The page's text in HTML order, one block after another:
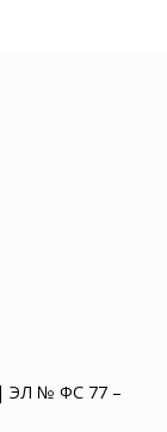
ЭЛ № ФС 77 –